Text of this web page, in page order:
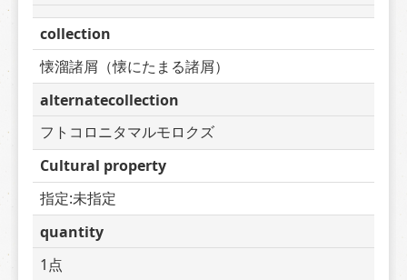
collection
懐溜諸屑（懐にたまる諸屑）
alternatecollection
フトコロニタマルモロクズ
Cultural property
指定:未指定
quantity
1点